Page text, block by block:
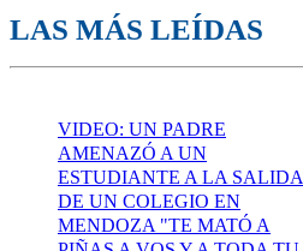
LAS MÁS LEÍDAS
VIDEO: UN PADRE
AMENAZÓ A UN
ESTUDIANTE A LA SALIDA
DE UN COLEGIO EN
MENDOZA "TE MATÓ A